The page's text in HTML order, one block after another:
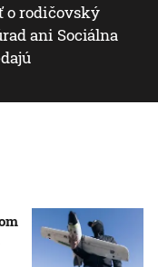
o rodičovský
ani Sociálna